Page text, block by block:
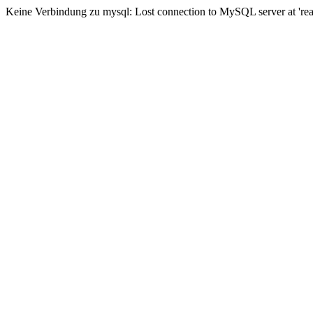
Keine Verbindung zu mysql: Lost connection to MySQL server at